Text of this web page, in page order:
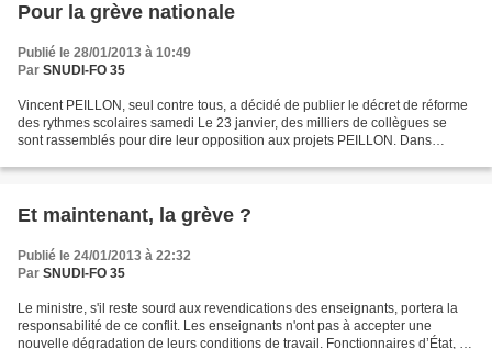
Pour la grève nationale
Publié le 28/01/2013 à 10:49
Par SNUDI-FO 35
Vincent PEILLON, seul contre tous, a décidé de publier le décret de réforme
des rythmes scolaires samedi Le 23 janvier, des milliers de collègues se
sont rassemblés pour dire leur opposition aux projets PEILLON. Dans
Et maintenant, la grève ?
Publié le 24/01/2013 à 22:32
Par SNUDI-FO 35
Le ministre, s'il reste sourd aux revendications des enseignants, portera la
responsabilité de ce conflit. Les enseignants n'ont pas à accepter une
nouvelle dégradation de leurs conditions de travail. Fonctionnaires d’État, ils